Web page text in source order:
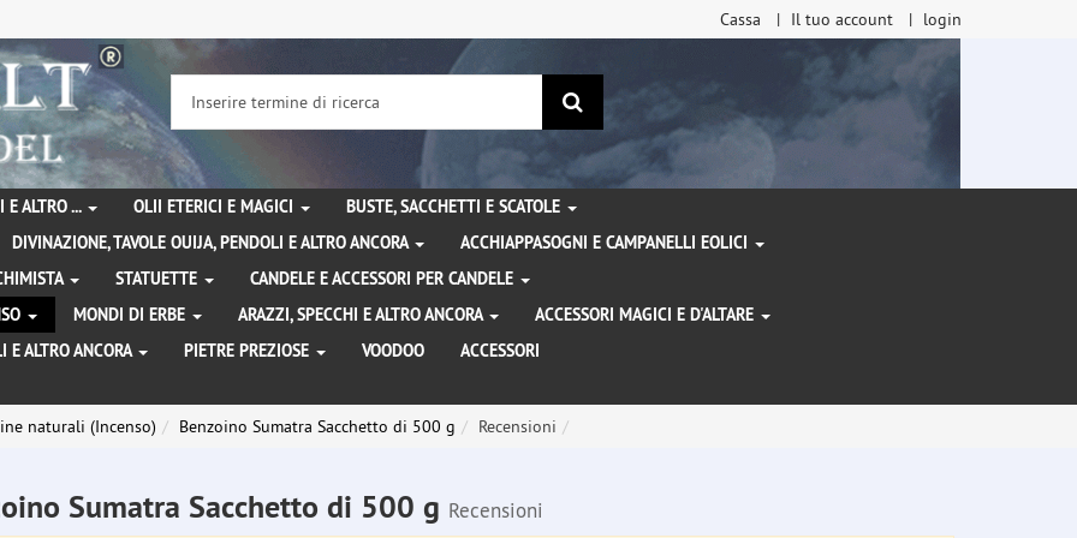
Cassa Il tuo account login
ricerca
ALTRO ... OLII ETERICI E MAGICI
BUSTE, SACCHETTI E SCATOLE
DIVINAZIONE, TAVOLE OUIJA, PENDOLI E ALTRO ANCORA
ACCHIAPPASOGNI E CAMPANELLI EOLICI
STATUETTE
CANDELE E ACCESSORI PER CANDELE
MONDI DI ERBE ARAZZI, SPECCHI E ALTRO ANCORA
ACCESSORI MAGICI E D'ALTARE
E ALTRO ANCORA PIETRE PREZIOSE VOODOO
ACCESSORI
naturali (Incenso) Benzoino Sumatra Sacchetto di 500 g Recensioni
Sumatra Sacchetto di 500 g Recensioni